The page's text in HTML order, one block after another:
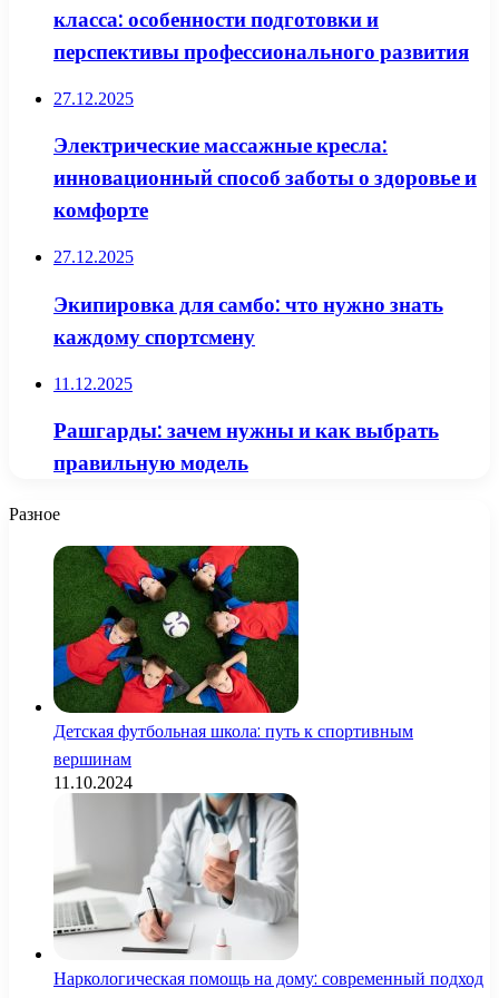
класса: особенности подготовки и
перспективы профессионального развития
27.12.2025
Электрические массажные кресла:
инновационный способ заботы о здоровье и
комфорте
27.12.2025
Экипировка для самбо: что нужно знать
каждому спортсмену
11.12.2025
Рашгарды: зачем нужны и как выбрать
правильную модель
Разное
Детская футбольная школа: путь к спортивным
вершинам
11.10.2024
Наркологическая помощь на дому: современный подход